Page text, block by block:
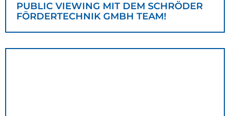
PUBLIC VIEWING MIT DEM SCHRÖDER
FÖRDERTECHNIK GMBH TEAM!